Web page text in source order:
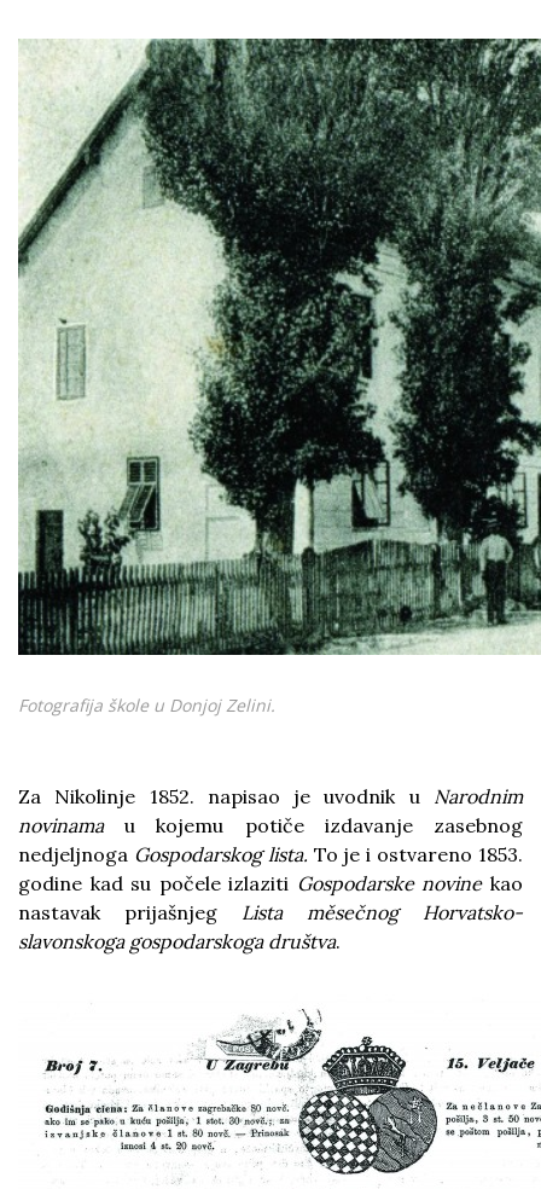
Fotografija škole u Donjoj Zelini.
Za Nikolinje 1852. napisao je uvodnik u Narodnim
novinamau kojemu potiče izdavanje zasebnog
nedjeljnoga Gospodarskog lista. To je i ostvareno 1853.
godine kad su počele izlaziti Gospodarske novinekao
nastavak prijašnjeg Lista měsečnog Horvatsko-
slavonskoga gospodarskoga društva.